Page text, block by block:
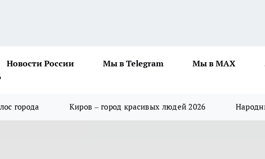
Новости России Мы в Telegram Мы в MAX
города Киров – город красивых людей 2026